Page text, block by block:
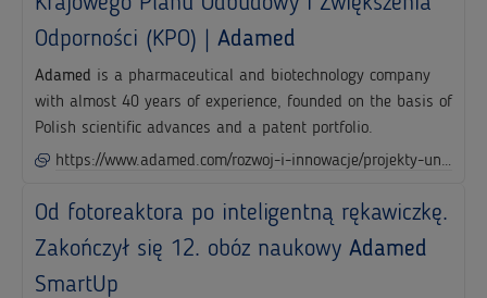
Odporności (KPO) | Adamed
Adamed is a pharmaceutical and biotechnology company
with almost 40 years of experience, founded on the basis of
Polish scientific advances and a patent portfolio.
https://www.adamed.com/rozwoj-i-innowacje/projekty-unijne/adamed-zakonczyl-realizacje-trzech-projektow-finansowanych-ze-srodkow-krajowego-planu-odbudowy-i-zwiekszenia-odpornosci-kpo
Od fotoreaktora po inteligentną rękawiczkę.
Zakończył się 12. obóz naukowy Adamed
SmartUp